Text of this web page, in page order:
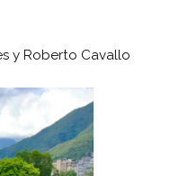
y Roberto Cavallo